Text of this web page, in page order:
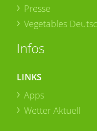
Presse
Vegetables
Infos
LINKS
Apps
Wetter Aktuell